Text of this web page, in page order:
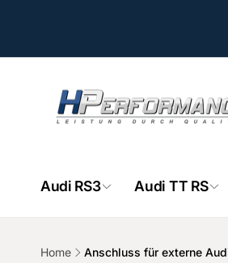
Audi RS3 Audi TT RS
Home Anschluss für externe